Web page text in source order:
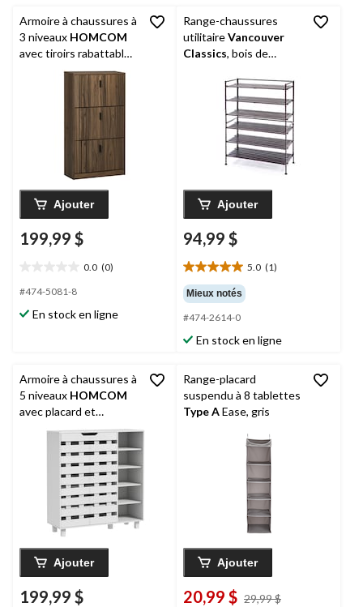
Armoire à chaussures à
3 niveaux HOMCOM
avec tiroirs rabattables
et tablettes réglables,
Ajouter
199,99 $
0.0 (0)
étoile(s)
5.
#474-5081-8
En stock en ligne
Range-chaussures
utilitaireVancouver
Classics, bois de
Ajouter
94,99 $
5.0 (1)
5.0
étoile(s)
sur
5.
1
Mieux notés
#474-2614-0
En stock en ligne
Armoire à chaussures à
5 niveaux HOMCOM
avec placard et
étagères réglables,
Ajouter
199,99 $
Range-placard
suspendu à 8 tablettes
Type AEase, gris
Ajouter
20,99 $ 29,99 $